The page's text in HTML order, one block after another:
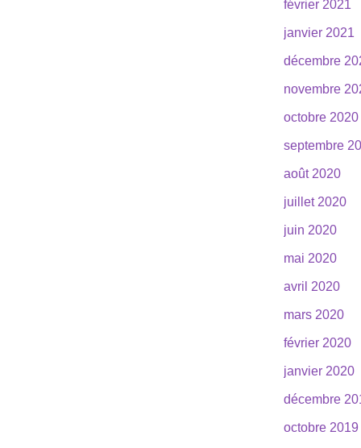
février 2021
janvier 2021
décembre
novembre
octobre 2020
septembre
août 2020
juillet 2020
juin 2020
mai 2020
avril 2020
mars 2020
février 2020
janvier 2020
décembre
octobre 2019